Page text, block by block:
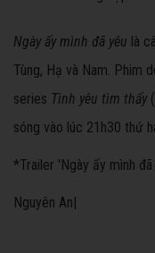
Ngày ấy mình đã yêu là
Tùng, Hạ và Nam. Phim
series Tình yêu tìm thấy
sóng vào lúc 21h30 thứ
*Trailer 'Ngày ấy mình đã
Nguyên An|